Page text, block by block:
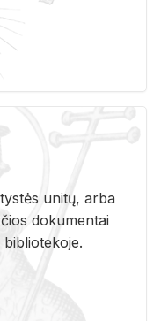
unitų, arba
dokumentai